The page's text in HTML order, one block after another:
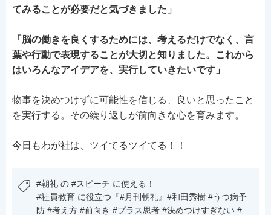
てみることが必要だと気づきました」
「脳の働きを良くするためには、考えるだけでなく、言
葉や行動で表現することが大切と知りました。これから
はいろんなアイデアを、実行していきたいです」
物事を決めつけずに可能性を信じる、良いと思ったこと
を実行する。その繰り返しが前向きな心を育みます。
今日もわが社は、ツイてるツイてる！！
#朝礼 の #スピーチ に使える！
#社員教育 に役立つ『#月刊朝礼』#和田秀樹 #うつ病予
防 #考え方 #前向き #プラス思考 #決めつけすぎない #